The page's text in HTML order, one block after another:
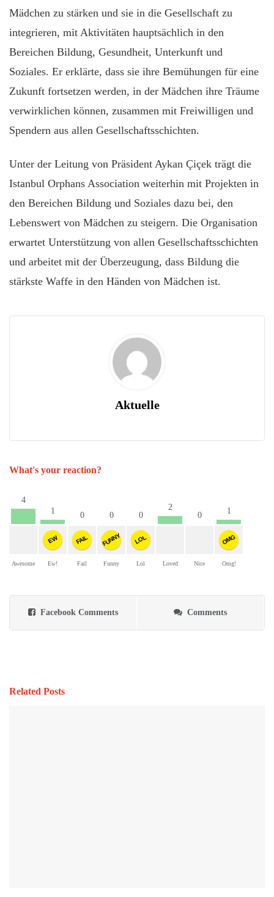
Mädchen zu stärken und sie in die Gesellschaft zu
integrieren, mit Aktivitäten hauptsächlich in den
Bereichen Bildung, Gesundheit, Unterkunft und
Soziales. Er erklärte, dass sie ihre Bemühungen für eine
Zukunft fortsetzen werden, in der Mädchen ihre Träume
verwirklichen können, zusammen mit Freiwilligen und
Spendern aus allen Gesellschaftsschichten.
Unter der Leitung von Präsident Aykan Çiçek trägt die
Istanbul Orphans Association weiterhin mit Projekten in
den Bereichen Bildung und Soziales dazu bei, den
Lebenswert von Mädchen zu steigern. Die Organisation
erwartet Unterstützung von allen Gesellschaftsschichten
und arbeitet mit der Überzeugung, dass Bildung die
stärkste Waffe in den Händen von Mädchen ist.
Aktuelle
What's your reaction?
4
Awesome
1
EW
Ew!
0
FAIL
Fail
0
FUNNY
Funny
0
LOL
Lol
2
Loved
0
Nice
1
OMG
Omg!
Facebook Comments Comments
Related Posts